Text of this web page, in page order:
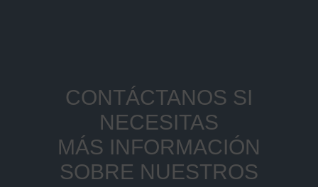
CONTÁCTANOS SI
NECESITAS
MÁS INFORMACIÓN
SOBRE NUESTROS